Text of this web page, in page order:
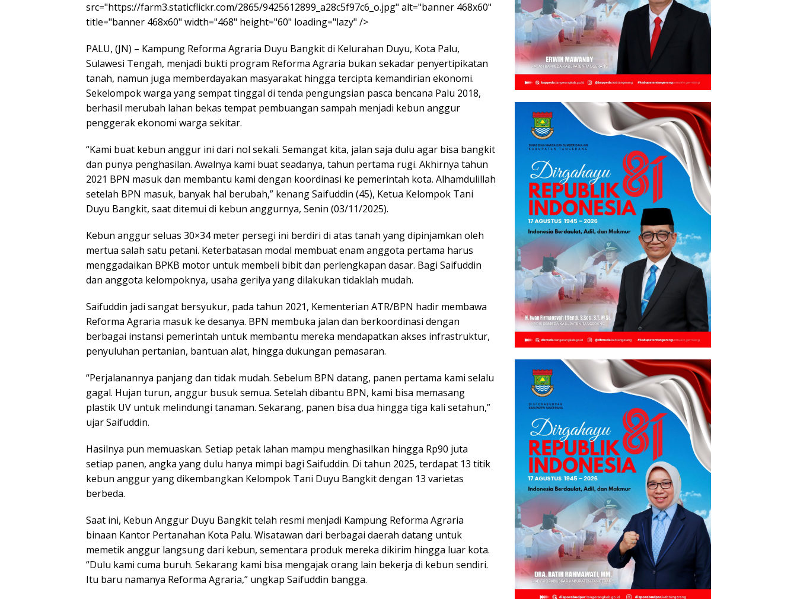
src="https://farm3.staticflickr.com/2865/9425612899_a28c5f97c6_o.jpg" alt="banner 468x60"
title="banner 468x60" width="468" height="60" loading="lazy" />
PALU, (JN) – Kampung Reforma Agraria Duyu Bangkit di Kelurahan Duyu, Kota Palu,
Sulawesi Tengah, menjadi bukti program Reforma Agraria bukan sekadar penyertipikatan
tanah, namun juga memberdayakan masyarakat hingga tercipta kemandirian ekonomi.
Sekelompok warga yang sempat tinggal di tenda pengungsian pasca bencana Palu 2018,
berhasil merubah lahan bekas tempat pembuangan sampah menjadi kebun anggur
penggerak ekonomi warga sekitar.
“Kami buat kebun anggur ini dari nol sekali. Semangat kita, jalan saja dulu agar bisa bangkit
dan punya penghasilan. Awalnya kami buat seadanya, tahun pertama rugi. Akhirnya tahun
2021 BPN masuk dan membantu kami dengan koordinasi ke pemerintah kota. Alhamdulillah
setelah BPN masuk, banyak hal berubah,” kenang Saifuddin (45), Ketua Kelompok Tani
Duyu Bangkit, saat ditemui di kebun anggurnya, Senin (03/11/2025).
Kebun anggur seluas 30×34 meter persegi ini berdiri di atas tanah yang dipinjamkan oleh
mertua salah satu petani. Keterbatasan modal membuat enam anggota pertama harus
menggadaikan BPKB motor untuk membeli bibit dan perlengkapan dasar. Bagi Saifuddin
dan anggota kelompoknya, usaha gerilya yang dilakukan tidaklah mudah.
Saifuddin jadi sangat bersyukur, pada tahun 2021, Kementerian ATR/BPN hadir membawa
Reforma Agraria masuk ke desanya. BPN membuka jalan dan berkoordinasi dengan
berbagai instansi pemerintah untuk membantu mereka mendapatkan akses infrastruktur,
penyuluhan pertanian, bantuan alat, hingga dukungan pemasaran.
“Perjalanannya panjang dan tidak mudah. Sebelum BPN datang, panen pertama kami selalu
gagal. Hujan turun, anggur busuk semua. Setelah dibantu BPN, kami bisa memasang
plastik UV untuk melindungi tanaman. Sekarang, panen bisa dua hingga tiga kali setahun,”
ujar Saifuddin.
Hasilnya pun memuaskan. Setiap petak lahan mampu menghasilkan hingga Rp90 juta
setiap panen, angka yang dulu hanya mimpi bagi Saifuddin. Di tahun 2025, terdapat 13 titik
kebun anggur yang dikembangkan Kelompok Tani Duyu Bangkit dengan 13 varietas
berbeda.
Saat ini, Kebun Anggur Duyu Bangkit telah resmi menjadi Kampung Reforma Agraria
binaan Kantor Pertanahan Kota Palu. Wisatawan dari berbagai daerah datang untuk
memetik anggur langsung dari kebun, sementara produk mereka dikirim hingga luar kota.
“Dulu kami cuma buruh. Sekarang kami bisa mengajak orang lain bekerja di kebun sendiri.
Itu baru namanya Reforma Agraria,” ungkap Saifuddin bangga.